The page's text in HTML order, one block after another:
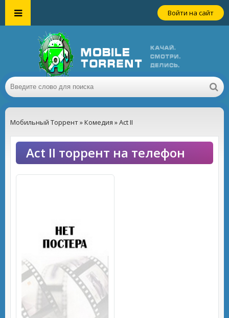
Войти на сайт
Мобильный Торрент»Комедия » Act II
Act II торрент на телефон